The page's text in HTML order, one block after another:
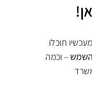
תוכלו
– וכמה